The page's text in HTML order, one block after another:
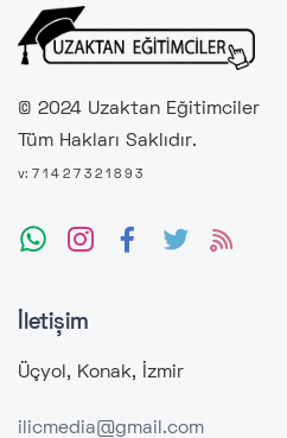
© 2024 Uzaktan Eğitimciler
Tüm Hakları Saklıdır.
v: 7 1 4 2 7 3 2 1 8 9 3
İletişim
Üçyol, Konak, İzmir
ilicmedia@gmail.com